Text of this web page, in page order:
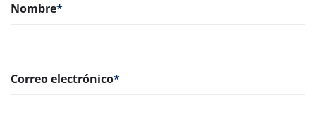
Nombre*
Correo electrónico*